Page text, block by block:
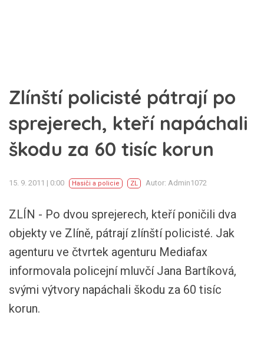
Zlínští policisté pátrají po
sprejerech, kteří napáchali
škodu za 60 tisíc korun
15. 9. 2011 | 0:00 Hasiči a policie ZL Autor: Admin1072
ZLÍN - Po dvou sprejerech, kteří poničili dva
objekty ve Zlíně, pátrají zlínští policisté. Jak
agenturu ve čtvrtek agenturu Mediafax
informovala policejní mluvčí Jana Bartíková,
svými výtvory napáchali škodu za 60 tisíc
korun.